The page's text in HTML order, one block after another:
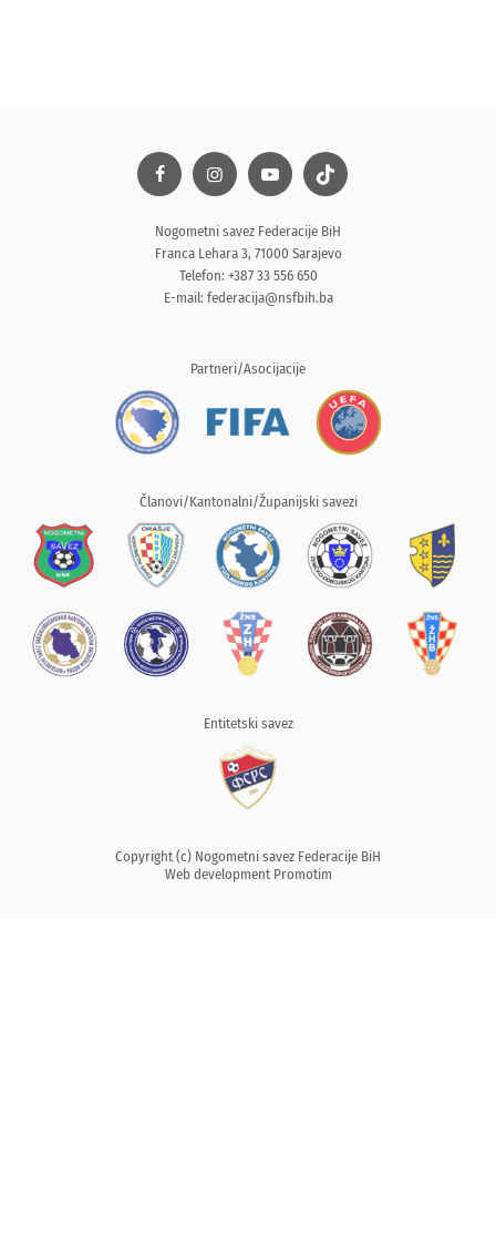
Nogometni savez Federacije BiH
Franca Lehara 3, 71000 Sarajevo
Telefon: +387 33 556 650
E-mail: federacija@nsfbih.ba
Partneri/Asocijacije
Članovi/Kantonalni/Županijski savezi
Entitetski savez
Copyright (c) Nogometni savez Federacije BiH
Web development Promotim